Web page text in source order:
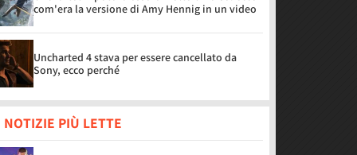
com'era la versione di Amy Hennig in un video
Uncharted 4 stava per essere cancellato da
Sony, ecco perché
NOTIZIE PIÙ LETTE